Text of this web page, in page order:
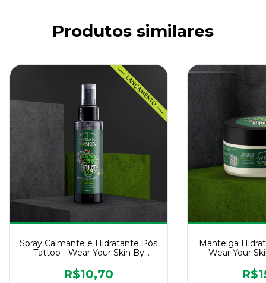
Produtos similares
Spray Calmante e Hidratante Pós
Tattoo - Wear Your Skin By
R$10,70
Manteiga
- Wear Your